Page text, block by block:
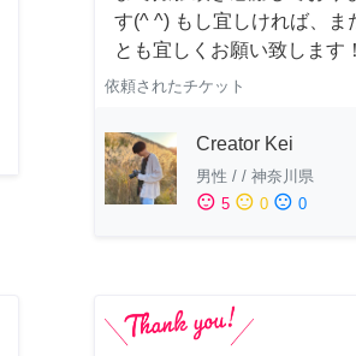
す(^ ^) もし宜しければ、ま
とも宜しくお願い致します！
依頼されたチケット
Creator Kei
男性 / / 神奈川県
sentiment_satisfied 5 sentiment_neutral 0 sentiment_dissatisfied 0